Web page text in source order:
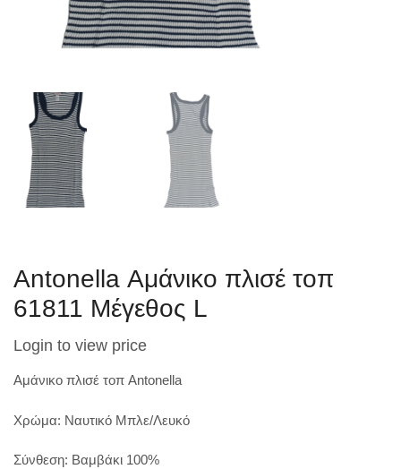
Antonella Αμάνικο πλισέ τοπ
61811 Μέγεθος L
Login to view price
Αμάνικο πλισέ τοπ Antonella
Χρώμα: Ναυτικό Μπλε/Λευκό
Σύνθεση: Βαμβάκι 100%